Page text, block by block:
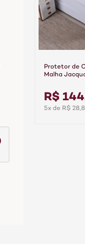
Protetor de
Malha
R$
5x de R$